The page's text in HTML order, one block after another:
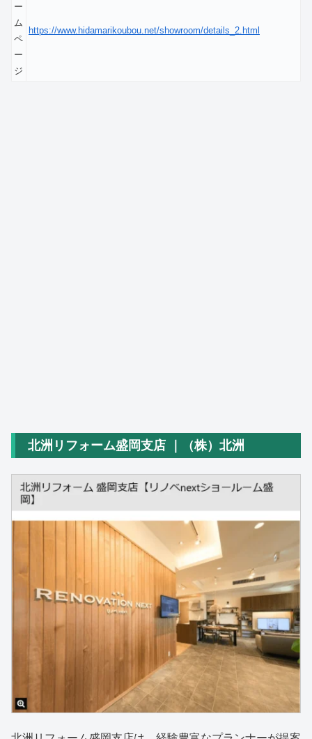
ー
ム
ペ
ー
ジ
https://www.hidamarikoubou.net/showroom/details_2.html
北洲リフォーム盛岡支店 ｜（株）北洲